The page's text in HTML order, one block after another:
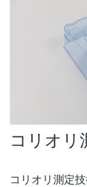
コリオリ
コリオリ測定